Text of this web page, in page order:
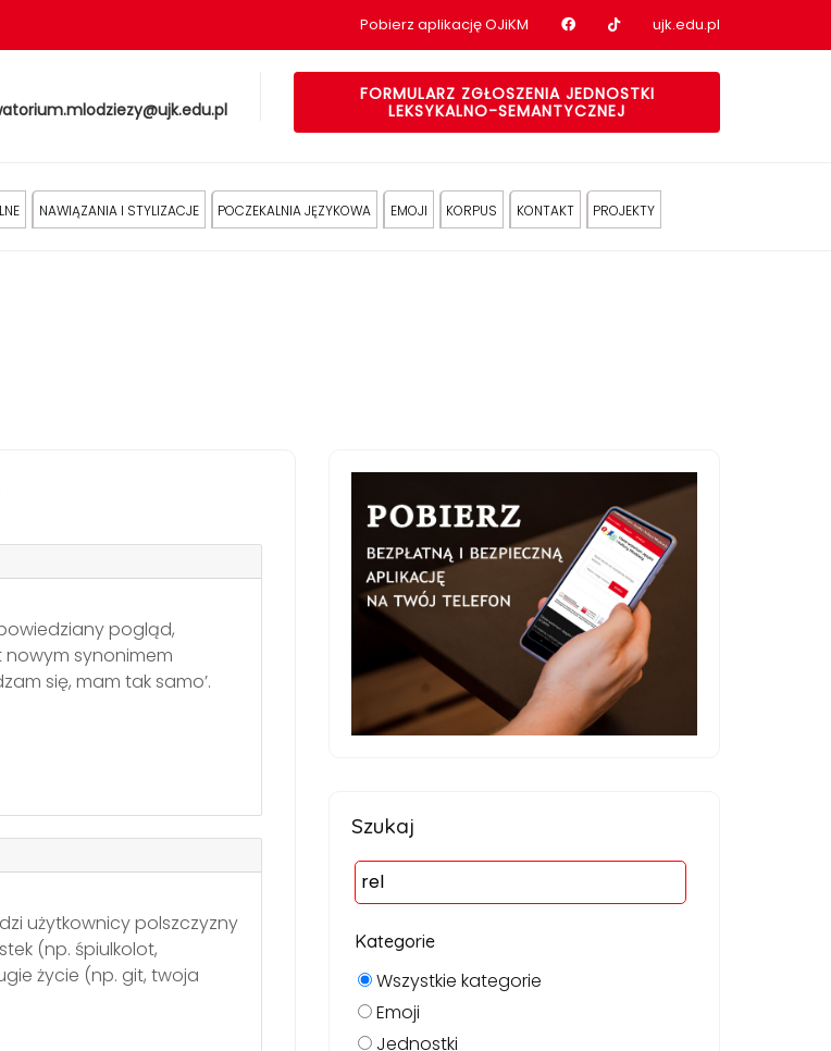
Pobierz aplikację OJiKM Nasz profil na Facebook
Nasz profil na tiktok
ujk.edu.pl
FORMULARZ ZGŁOSZENIA JEDNOSTKI
LEKSYKALNO-SEMANTYCZNEJ
NAWIĄZANIA I STYLIZACJE POCZEKALNIA JĘZYKOWA EMOJI KORPUS KONTAKT PROJEKTY
pogląd,
nowym synonimem
się, mam tak samo’.
użytkownicy polszczyzny
(np. śpiulkolot,
życie (np. git, twoja
Szukaj
Kategorie
Wszystkie kategorie
Emoji
Jednostki